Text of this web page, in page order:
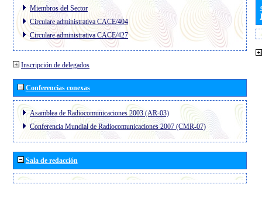
Miembros del Sector
Circulare administrativa CACE/404
Circulare administrativa CACE/427
Inscripción de delegados
Conferencias conexas
Asamblea de Radiocomunicaciones 2003 (AR-03)
Conferencia Mundial de Radiocomunicaciones 2007 (CMR-07)
Sala de redacción